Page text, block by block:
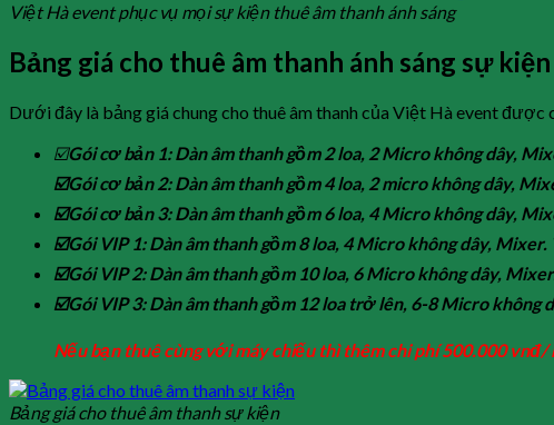
Việt Hà event phục vụ mọi sự kiện thuê âm thanh ánh sáng
Bảng giá cho thuê âm thanh ánh sáng sự
Dưới đây là bảng giá chung cho thuê âm thanh của Việt Hà event
☑️Gói cơ bản 1: Dàn âm thanh gồm 2 loa, 2 Micro không dây,
☑️Gói cơ bản 2: Dàn âm thanh gồm 4 loa, 2 micro không dây,
☑️Gói cơ bản 3: Dàn âm thanh gồm 6 loa, 4 Micro không dây,
☑️Gói VIP 1: Dàn âm thanh gồm 8 loa, 4 Micro không dây,
☑️Gói VIP 2: Dàn âm thanh gồm 10 loa, 6 Micro không dây,
☑️Gói VIP 3: Dàn âm thanh gồm 12 loa trở lên, 6-8 Micro
Nếu bạn thuê cùng với máy chiếu thì thêm chi phí 500.000
Bảng giá cho thuê âm thanh sự kiện